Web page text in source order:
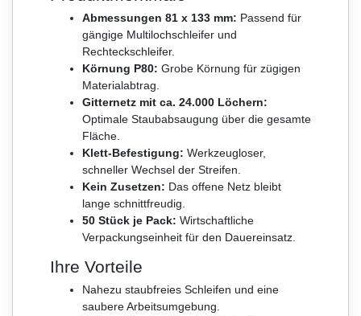
Abmessungen 81 x 133 mm: Passend für
gängige Multilochschleifer und
Rechteckschleifer.
Körnung P80: Grobe Körnung für zügigen
Materialabtrag.
Gitternetz mit ca. 24.000 Löchern:
Optimale Staubabsaugung über die gesamte
Fläche.
Klett-Befestigung: Werkzeugloser,
schneller Wechsel der Streifen.
Kein Zusetzen: Das offene Netz bleibt
lange schnittfreudig.
50 Stück je Pack: Wirtschaftliche
Verpackungseinheit für den Dauereinsatz.
Ihre Vorteile
Nahezu staubfreies Schleifen und eine
saubere Arbeitsumgebung.